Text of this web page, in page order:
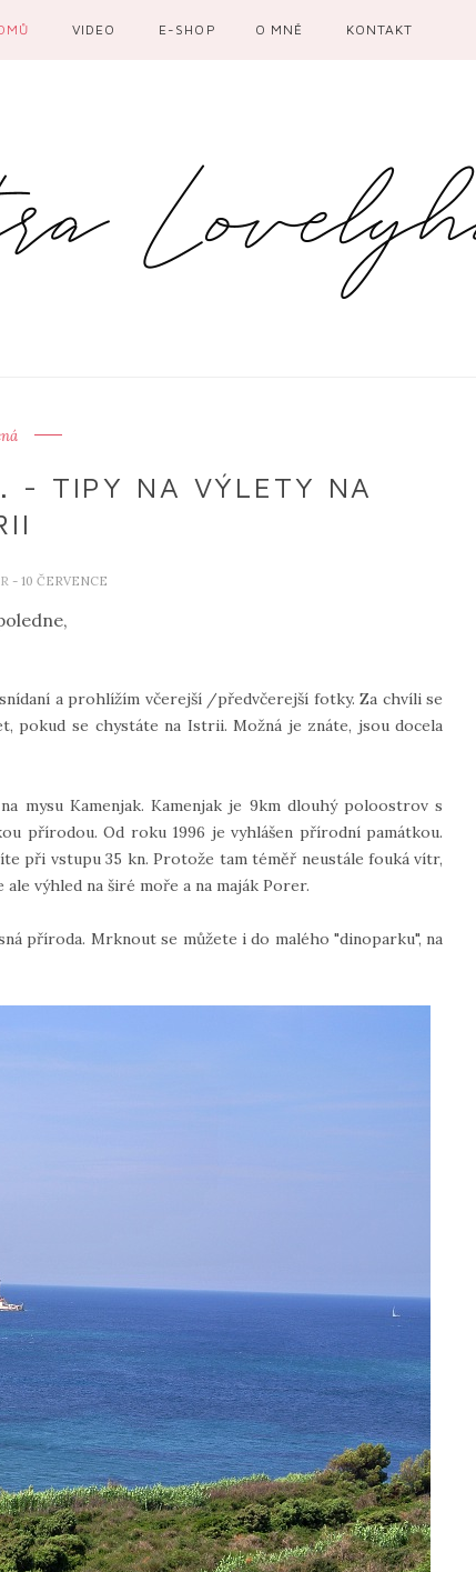
VIDEO E-SHOP O MNĚ KONTAKT
- TIPY NA VÝLETY NA
- 10 ČERVENCE
a prohlížím včerejší /předvčerejší fotky. Za chvíli se
pokud se chystáte na Istrii. Možná je znáte, jsou docela
mysu Kamenjak. Kamenjak je 9km dlouhý poloostrov s
přírodou. Od roku 1996 je vyhlášen přírodní památkou.
při vstupu 35 kn. Protože tam téměř neustále fouká vítr,
výhled na širé moře a na maják Porer.
příroda. Mrknout se můžete i do malého "dinoparku", na